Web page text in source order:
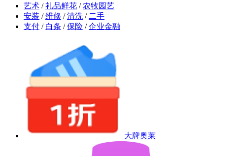
艺术 / 礼品鲜花 / 农牧园艺
安装 / 维修 / 清洗 / 二手
支付 / 白条 / 保险 / 企业金融
大牌奥莱